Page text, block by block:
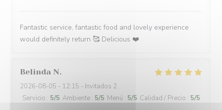
Fantastic service, fantastic food and lovely experience
would definitely return 🥰 Delicious ❤️
Belinda N
2026-08-05 - 12:15 - Invitados 2
Servicio : 5/5 Ambiente : 5/5 Menú : 5/5 Calidad / Precio : 5/5